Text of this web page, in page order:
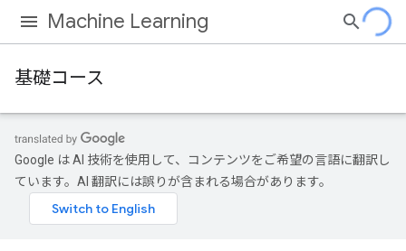
Machine Learning
基礎コース
Google は AI 技術を使用して、コンテンツをご希望の言語に翻訳し
ています。AI 翻訳には誤りが含まれる場合があります。